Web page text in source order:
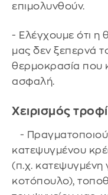
επιμολυνθούν.
- Ελέγχουμε ότι η
μας δεν ξεπερνά
θερμοκρασία που
ασφαλή.
Χειρισμός
-
κατεψυγμένου
(π.χ.
κοτόπουλο),